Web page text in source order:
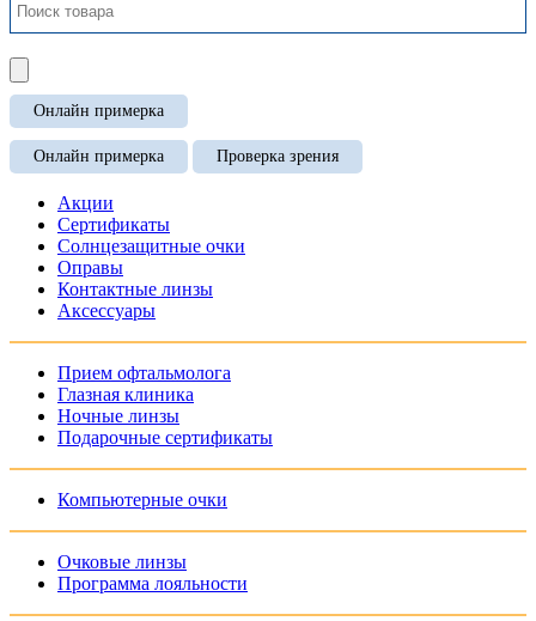
Онлайн примерка
Онлайн примерка Проверка зрения
Акции
Сертификаты
Солнцезащитные очки
Оправы
Контактные линзы
Аксессуары
Прием офтальмолога
Глазная клиника
Ночные линзы
Подарочные сертификаты
Компьютерные очки
Очковые линзы
Программа лояльности